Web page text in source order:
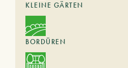
KLEINE GÄRTEN
BORDÜREN